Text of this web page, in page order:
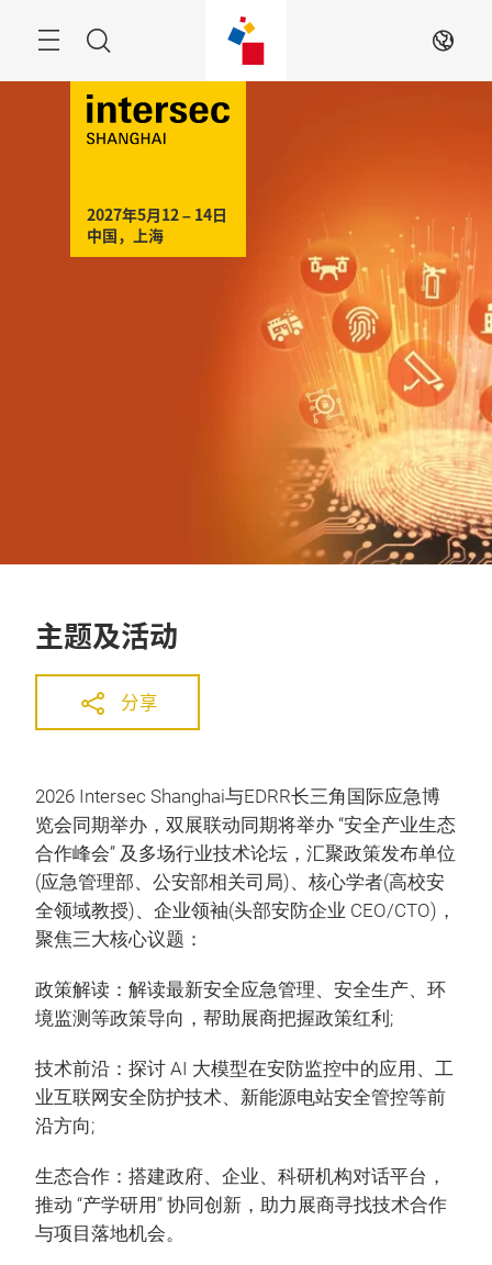
菜
索
ZH
2027年5月12 – 14日
中国，上海
主题及活动
分享
2026 Intersec Shanghai与EDRR长三角国际应急博
览会同期举办，双展联动同期将举办 “安全产业生态
合作峰会” 及多场行业技术论坛，汇聚政策发布单位
(应急管理部、公安部相关司局)、核心学者(高校安
全领域教授)、企业领袖(头部安防企业 CEO/CTO)，
聚焦三大核心议题：
政策解读：解读最新安全应急管理、安全生产、环
境监测等政策导向，帮助展商把握政策红利;
技术前沿：探讨 AI 大模型在安防监控中的应用、工
业互联网安全防护技术、新能源电站安全管控等前
沿方向;
生态合作：搭建政府、企业、科研机构对话平台，
推动 “产学研用” 协同创新，助力展商寻找技术合作
与项目落地机会。